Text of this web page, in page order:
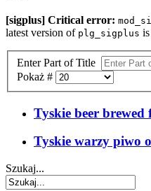
[sigplus] Critical error:
latest version of plg_sigplus
Enter Part of Title
Pokaż #
Tyskie beer
Tyskie warzy piwo
Szukaj...